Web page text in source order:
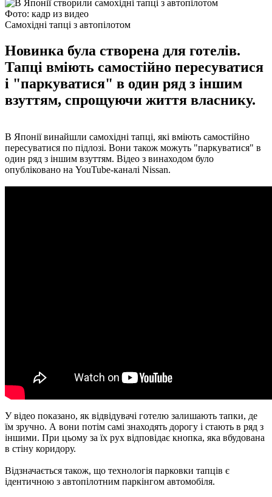
Фото: кадр из видео
Самохідні тапці з автопілотом
Новинка була створена для готелів.
Тапці вміють самостійно пересуватися
і "паркуватися" в один ряд з іншим
взуттям, спрощуючи життя власнику.
В Японії винайшли самохідні тапці, які вміють самостійно
пересуватися по підлозі. Вони також можуть "паркуватися" в
один ряд з іншим взуттям. Відео з винаходом було
опубліковано на YouTube-каналі Nissan.
У відео показано, як відвідувачі готелю залишають тапки, де
їм зручно. А вони потім самі знаходять дорогу і стають в ряд з
іншими. При цьому за їх рух відповідає кнопка, яка вбудована
в стіну коридору.
Відзначається також, що технологія парковки тапців є
ідентичною з автопілотним паркінгом автомобіля.